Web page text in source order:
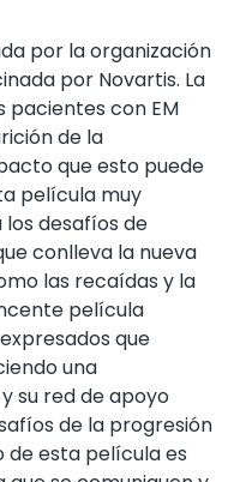
por la organización
por Novartis. La
pacientes con EM
de la
que esto puede
película muy
desafíos de
conlleva la nueva
las recaídas y la
película
​​que
una
su red de apoyo
de la progresión
de esta película es